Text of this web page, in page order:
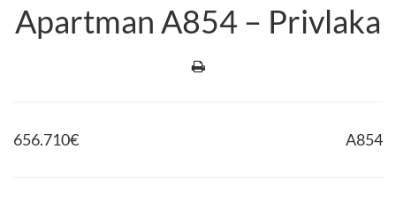
Apartman A854 – Privlaka
656.710€ A854